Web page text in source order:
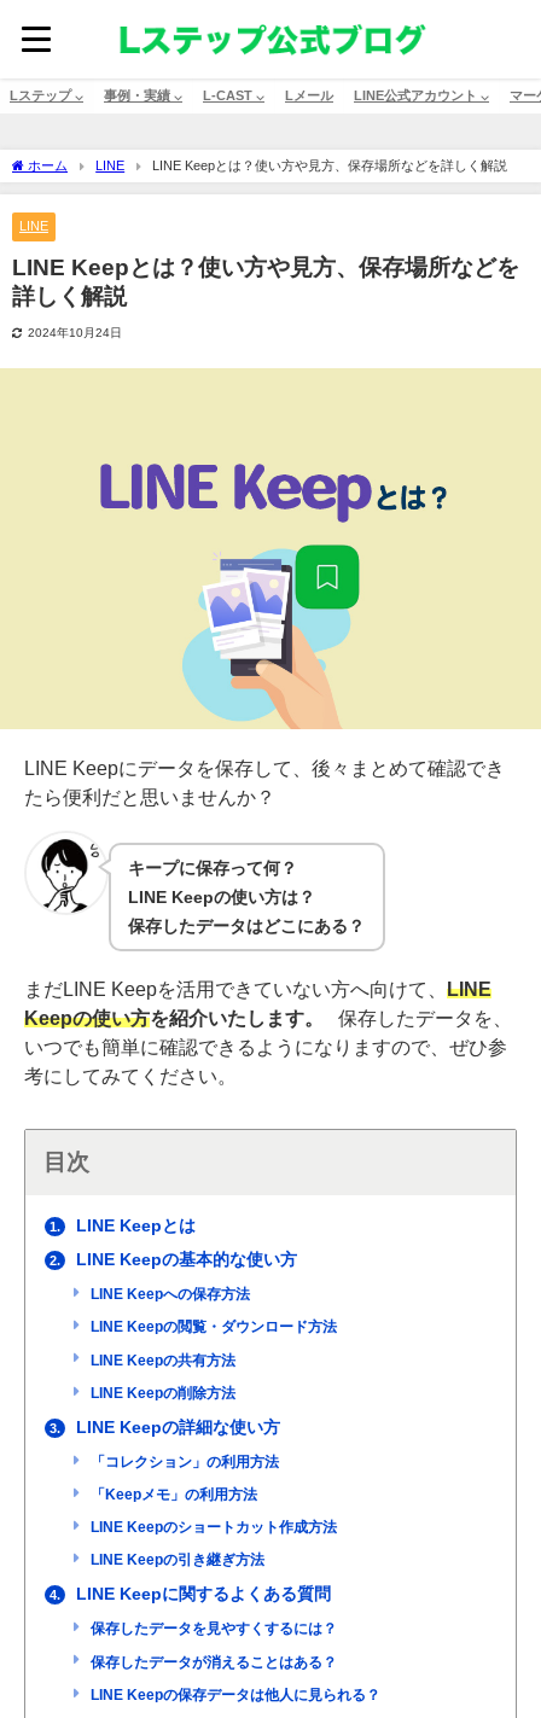
Lステップ ⌵ 事例・実績 ⌵ L-CAST ⌵ Lメール LINE公式アカウント ⌵ マー
ホーム LINE LINE Keepとは？使い方や見方、保存場所などを詳しく解説
LINE
LINE Keepとは？使い方や見方、保存場所などを
詳しく解説
2024年10月24日
LINE Keepにデータを保存して、後々まとめて確認でき
たら便利だと思いませんか？
キープに保存って何？
LINE Keepの使い方は？
保存したデータはどこにある？
まだLINE Keepを活用できていない方へ向けて、 LINE
Keepの使い方を紹介いたします。
保存したデータを、
いつでも簡単に確認できるようになりますので、ぜひ参
考にしてみてください。
目次
1. LINE Keepとは
2. LINE Keepの基本的な使い方
LINE Keepへの保存方法
LINE Keepの閲覧・ダウンロード方法
LINE Keepの共有方法
LINE Keepの削除方法
3. LINE Keepの詳細な使い方
「コレクション」の利用方法
「Keepメモ」の利用方法
LINE Keepのショートカット作成方法
LINE Keepの引き継ぎ方法
4. LINE Keepに関するよくある質問
保存したデータを見やすくするには？
保存したデータが消えることはある？
LINE Keepの保存データは他人に見られる？